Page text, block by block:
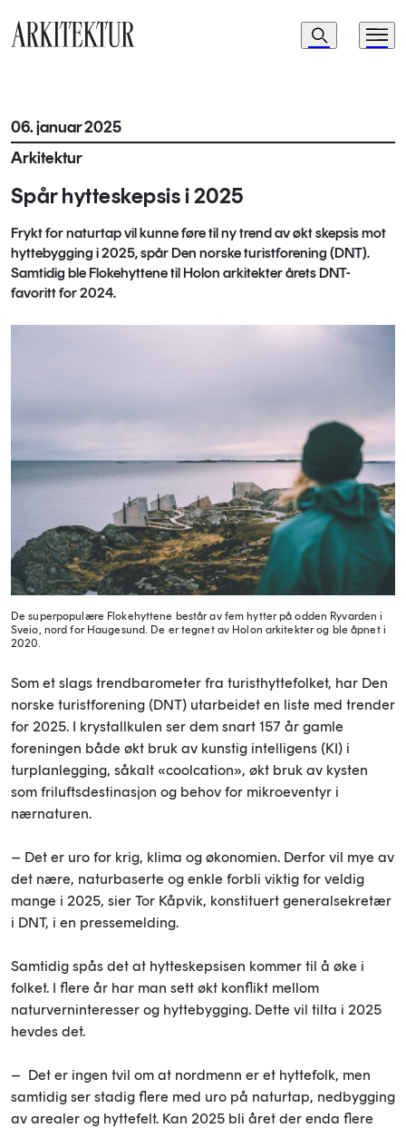
Navigasjon
Søk Meny
06. januar 2025
Arkitektur
Spår hytteskepsis i 2025
Frykt for naturtap vil kunne føre til ny trend av økt skepsis mot
hyttebygging i 2025, spår Den norske turistforening (DNT).
Samtidig ble Flokehyttene til Holon arkitekter årets DNT-
favoritt for 2024.
De superpopulære Flokehyttene består av fem hytter på odden Ryvarden i
Sveio, nord for Haugesund. De er tegnet av Holon arkitekter og ble åpnet i
2020.
Som et slags trendbarometer fra turisthyttefolket, har Den
norske turistforening (DNT) utarbeidet en liste med trender
for 2025. I krystallkulen ser dem snart 157 år gamle
foreningen både økt bruk av kunstig intelligens (KI) i
turplanlegging, såkalt «coolcation», økt bruk av kysten
som friluftsdestinasjon og behov for mikroeventyr i
nærnaturen.
– Det er uro for krig, klima og økonomien. Derfor vil mye av
det nære, naturbaserte og enkle forbli viktig for veldig
mange i 2025, sier Tor Kåpvik, konstituert generalsekretær
i DNT, i en pressemelding.
Samtidig spås det at hytteskepsisen kommer til å øke i
folket. I flere år har man sett økt konflikt mellom
naturverninteresser og hyttebygging. Dette vil tilta i 2025
hevdes det.
– Det er ingen tvil om at nordmenn er et hyttefolk, men
samtidig ser stadig flere med uro på naturtap, nedbygging
av arealer og hyttefelt. Kan 2025 bli året der enda flere